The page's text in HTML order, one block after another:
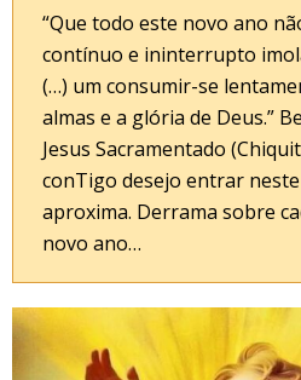
“Que todo este novo ano
contínuo e ininterrupto
(…) um consumir-se
almas e a glória de Deus.”
Jesus Sacramentado
conTigo desejo entrar
aproxima. Derrama sobre
novo ano…